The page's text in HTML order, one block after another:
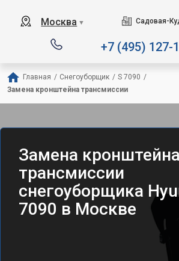
Москва ▼ Садовая-
+7 (495) 127-
Главная / Снегоуборщик / S 7090 /
Замена кронштейна трансмиссии
Замена кронштейна
трансмиссии
снегоуборщика
7090 в Москве